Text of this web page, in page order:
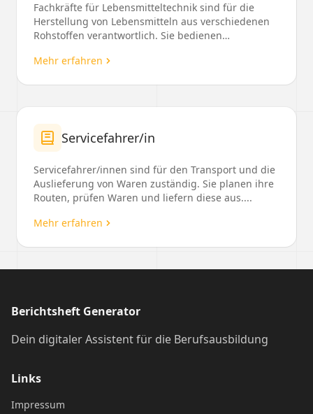
Fachkräfte für Lebensmitteltechnik sind für die
Herstellung von Lebensmitteln aus verschiedenen
Rohstoffen verantwortlich. Sie bedienen
Mehr erfahren
Servicefahrer/in
Servicefahrer/innen sind für den Transport und die
Auslieferung von Waren zuständig. Sie planen ihre
Routen, prüfen Waren und liefern diese aus....
Mehr erfahren
Berichtsheft Generator
Dein digitaler Assistent für die Berufsausbildung
Links
Impressum